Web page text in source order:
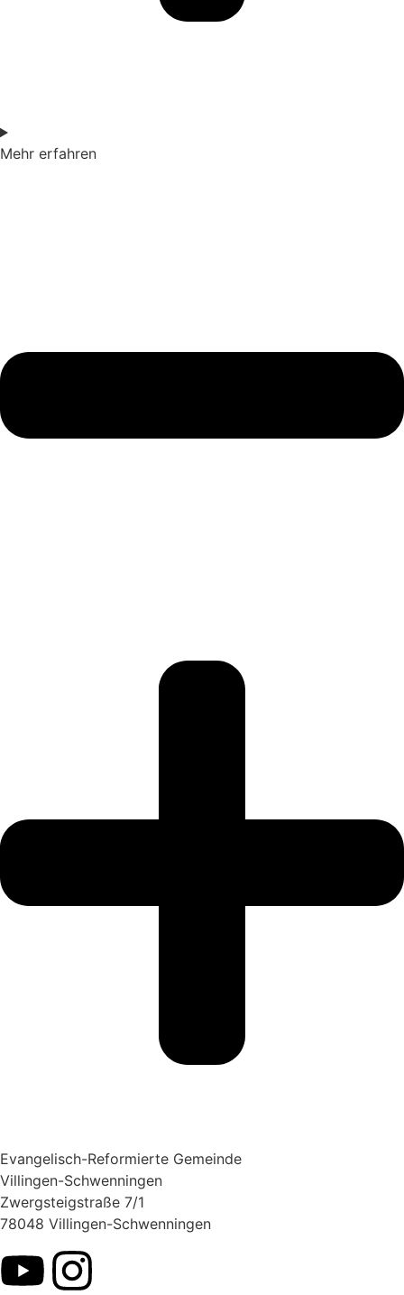
Mehr erfahren
Evangelisch-Reformierte Gemeinde
Villingen-Schwenningen
Zwergsteigstraße 7/1
78048 Villingen-Schwenningen